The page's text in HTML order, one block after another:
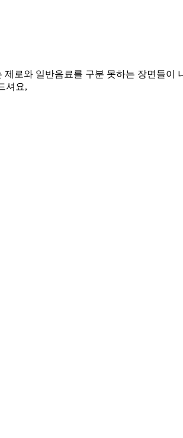
로와 일반음료를 구분 못하는 장면들
셔요,